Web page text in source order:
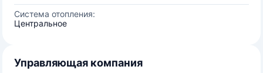
Система отопления:
Центральное
Управляющая компания